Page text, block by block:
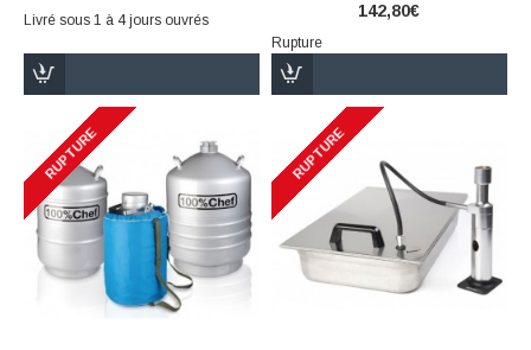
Livré sous 1 à 4 jours ouvrés 142,80€
Rupture
RUPTURE RUPTURE